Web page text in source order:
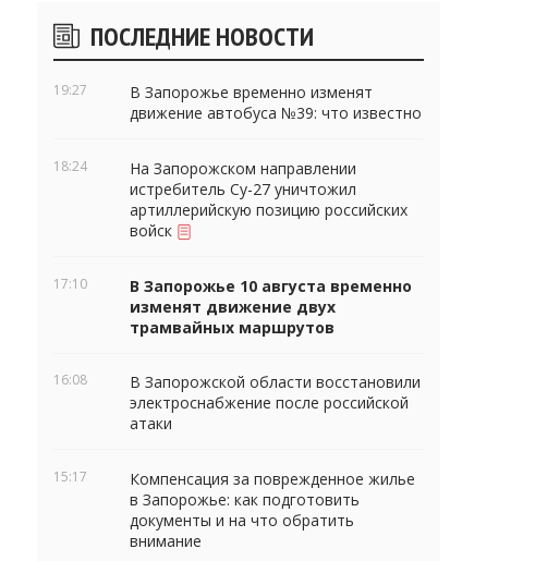
Боковые
виджеты
ПОСЛЕДНИЕ НОВОСТИ
19:27
В Запорожье временно изменят
движение автобуса №39: что известно
18:24
На Запорожском направлении
истребитель Су-27 уничтожил
артиллерийскую позицию российских
войск
17:10
В Запорожье 10 августа временно
изменят движение двух
трамвайных маршрутов
16:08
В Запорожской области восстановили
электроснабжение после российской
атаки
15:17
Компенсация за поврежденное жилье
в Запорожье: как подготовить
документы и на что обратить
внимание